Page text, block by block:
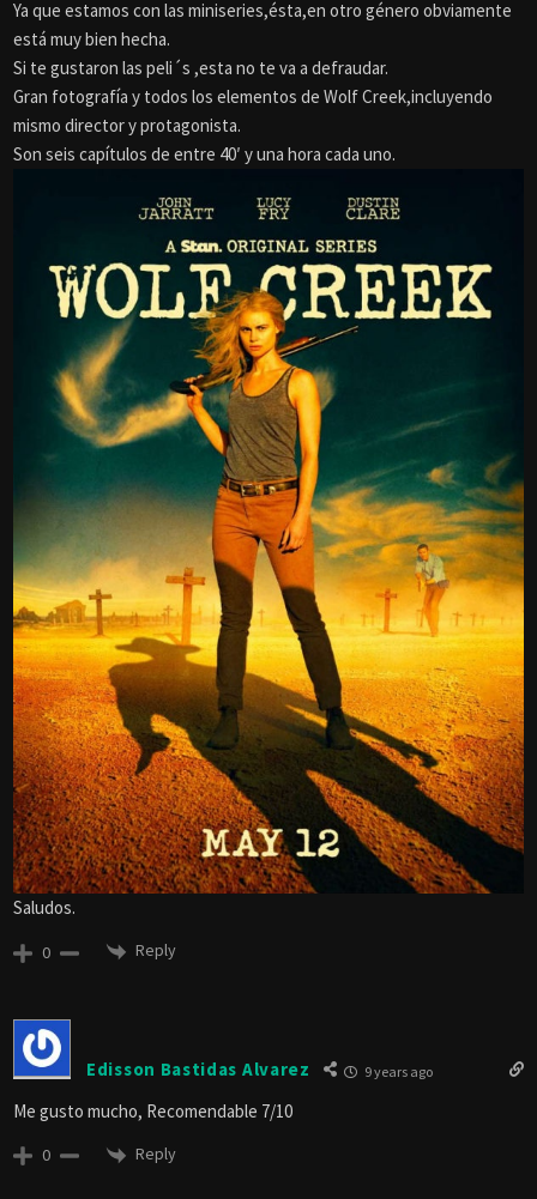
Ya que estamos con las miniseries,ésta,en otro género obviamente
está muy bien hecha.
Si te gustaron las peli´s ,esta no te va a defraudar.
Gran fotografía y todos los elementos de Wolf Creek,incluyendo
mismo director y protagonista.
Son seis capítulos de entre 40′ y una hora cada uno.
Saludos.
0 Reply
Edisson Bastidas Alvarez 9 years ago
Me gusto mucho, Recomendable 7/10
0 Reply